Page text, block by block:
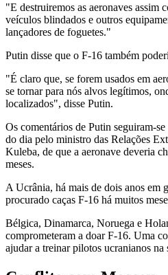
"E destruiremos as aeronaves assim
veículos blindados e outros
lançadores de foguetes."
Putin disse que o F-16 também
"É claro que, se forem usados ​​em
se tornar para nós alvos legítimos,
localizados", disse Putin.
Os comentários de Putin seguiram-
do dia pelo ministro das Relações
Kuleba, de que a aeronave deveria
meses.
A Ucrânia, há mais de dois anos em
procurado caças F-16 há muitos
Bélgica, Dinamarca, Noruega e
comprometeram a doar F-16. Uma
ajudar a treinar pilotos ucranianos na